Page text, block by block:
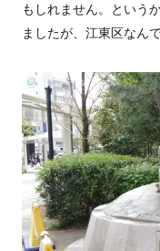
もしれません。という
ましたが、江東区なん